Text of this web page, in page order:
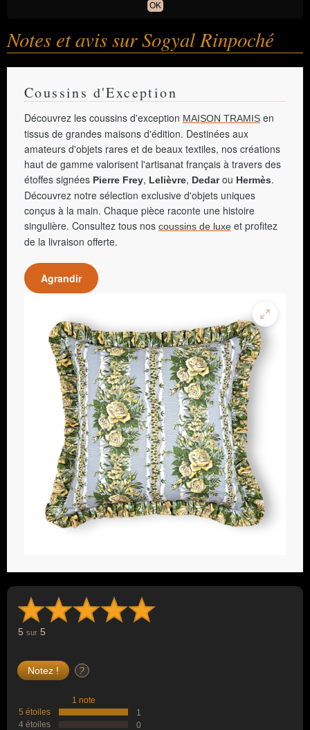
OK
Notes et avis sur Sogyal Rinpoché
Coussins d'Exception
Découvrez les coussins d'exception MAISON TRAMIS en
tissus de grandes maisons d'édition. Destinées aux
amateurs d'objets rares et de beaux textiles, nos créations
haut de gamme valorisent l'artisanat français à travers des
étoffes signées Pierre Frey, Lelièvre, Dedarou Hermès.
Découvrez notre sélection exclusive d'objets uniques
conçus à la main. Chaque pièce raconte une histoire
singulière. Consultez tous nos coussins de luxe et profitez
de la livraison offerte.
Agrandir
5 sur 5
?
1 note
5 étoiles
1
4 étoiles
0